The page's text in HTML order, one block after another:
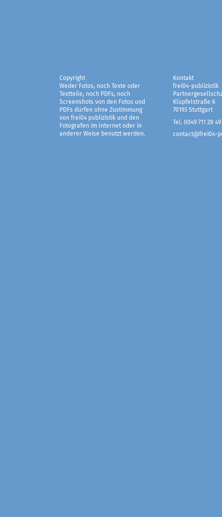
Copyright
Weder Fotos, noch Texte oder
Textteile, noch PDFs, noch
Screenshots von den Fotos und
PDFs dürfen ohne Zustimmung
von frei04 publizistik und den
Fotografen im Internet oder in
anderer Weise benutzt werden.
Kontakt
frei04-publizistik
Klüpfelstraße 6
70193 Stuttgart
Tel. 0049 711 28 49
contact@frei04-